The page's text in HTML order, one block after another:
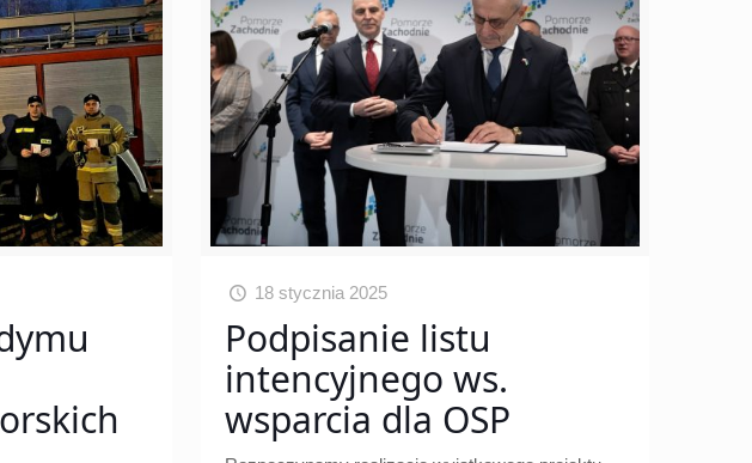
18 stycznia 2025
Podpisanie listu
intencyjnego ws.
wsparcia dla OSP